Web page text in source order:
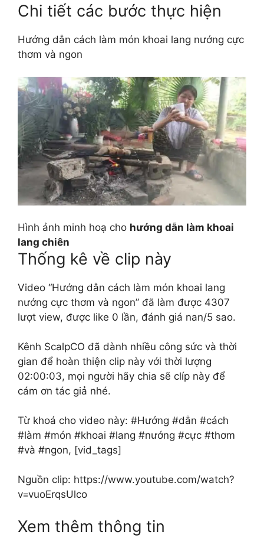
Chi tiết các bước thực hiện
Hướng dẫn cách làm món khoai lang nướng cực
thơm và ngon
Hình ảnh minh hoạ cho hướng dẫn làm khoai
lang chiên
Thống kê về clip này
Video “Hướng dẫn cách làm món khoai lang
nướng cực thơm và ngon” đã làm được 4307
lượt view, được like 0 lần, đánh giá nan/5 sao.
Kênh ScalpCO đã dành nhiều công sức và thời
gian để hoàn thiện clip này với thời lượng
02:00:03, mọi người hãy chia sẽ clíp này để
cám ơn tác giả nhé.
Từ khoá cho video này: #Hướng #dẫn #cách
#làm #món #khoai #lang #nướng #cực #thơm
#và #ngon, [vid_tags]
Nguồn clip: https://www.youtube.com/watch?
v=vuoErqsUlco
Xem thêm thông tin